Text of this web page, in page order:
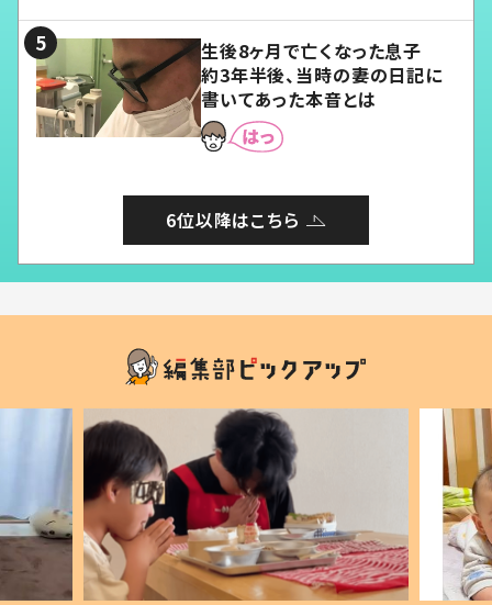
生後8ヶ月で亡くなった息子
約3年半後、当時の妻の日記に
書いてあった本音とは
6位以降はこちら